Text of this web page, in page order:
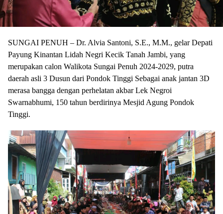
SUNGAI PENUH – Dr. Alvia Santoni, S.E., M.M., gelar Depati
Payung Kinantan Lidah Negri Kecik Tanah Jambi, yang
merupakan calon Walikota Sungai Penuh 2024-2029, putra
daerah asli 3 Dusun dari Pondok Tinggi Sebagai anak jantan 3D
merasa bangga dengan perhelatan akbar Lek Negroi
Swarnabhumi, 150 tahun berdirinya Mesjid Agung Pondok
Tinggi.